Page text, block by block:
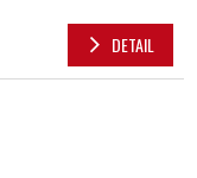
DETAIL